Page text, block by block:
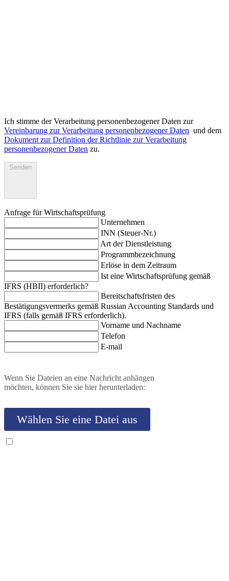
Ich stimme der Verarbeitung personenbezogener Daten zur
Vereinbarung zur Verarbeitung personenbezogener Daten und dem
Dokument zur Definition der Richtlinie zur Verarbeitung
personenbezogener Daten zu.
Senden
Anfrage für Wirtschaftsprüfung
Unternehmen
INN (Steuer-Nr.)
Art der Dienstleistung
Programmbezeichnung
Erlöse in dem Zeitraum
Ist eine Wirtschaftsprüfung gemäß
IFRS (HBII) erforderlich?
Bereitschaftsfristen des
Bestätigungsvermerks gemäß Russian Accounting Standards und
IFRS (falls gemäß IFRS erforderlich).
Vorname und Nachname
Telefon
E-mail
Wenn Sie Dateien an eine Nachricht anhängen
möchten, können Sie sie hier herunterladen:
Wählen Sie eine Datei aus